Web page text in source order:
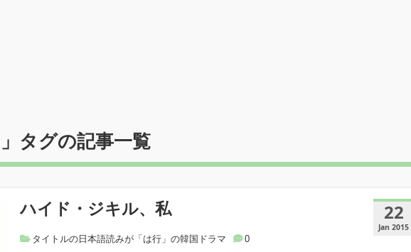
」タグの記事一覧
22
Jan 2015
ハイド・ジキル、私
タイトルの日本語読みが「は行」の韓国ドラマ 0